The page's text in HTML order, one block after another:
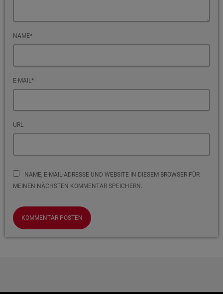
NAME*
E-MAIL*
URL
NAME, E-MAIL-ADRESSE UND WEBSITE IN DIESEM BROWSER FÜR
MEINEN NÄCHSTEN KOMMENTAR SPEICHERN.